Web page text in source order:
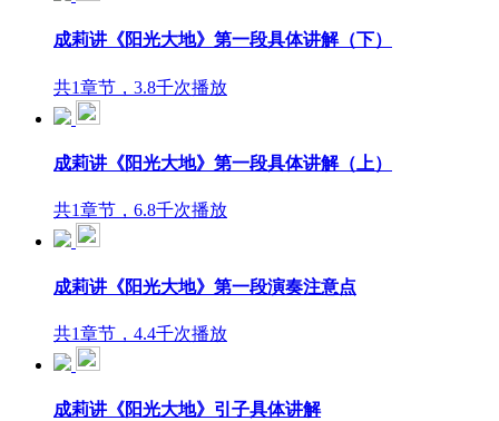
成莉讲《阳光大地》第一段具体讲解（下）
共1章节，3.8千次播放
成莉讲《阳光大地》第一段具体讲解（上）
共1章节，6.8千次播放
成莉讲《阳光大地》第一段演奏注意点
共1章节，4.4千次播放
成莉讲《阳光大地》引子具体讲解